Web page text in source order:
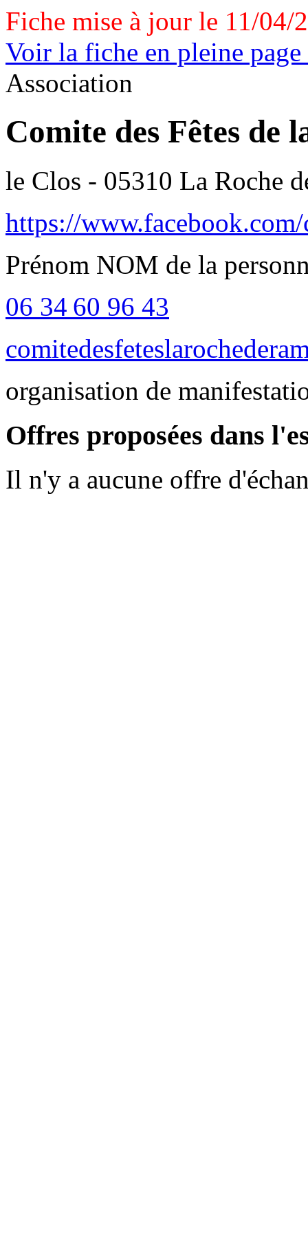
Fiche mise à jour le 11/04/
Voir la fiche en pleine page
Association
Comite des Fêtes de
le Clos - 05310 La Roche
https://
Prénom NOM de la
06 34 60 96 43
organisation de
Offres proposées dans
Il n'y a aucune offre